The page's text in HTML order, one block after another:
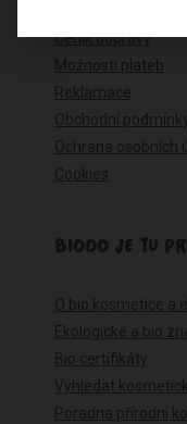
Ceník dopravy
Možnosti plateb
Reklamace
Obchodní
Ochrana osobních
Cookies
BIOOO JE TU
O bio kosmetice a
Ekologické a bio
Bio certifikáty
Vyhledat
Poradna přírodní